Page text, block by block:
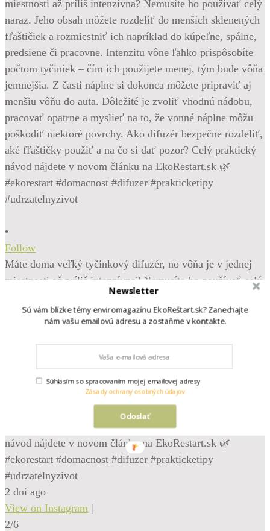
•
Follow
Máte doma veľký tyčinkový difuzér, no vôňa je v jednej
miestnosti až príliš intenzívna? Nemusíte ho používať celý
naraz. Jeho obsah môžete rozdeliť do menších sklenených
fľaštičiek a rozmiestniť ich napríklad do kúpeľne, spálne,
počtom tyčiniek – čím ich použijete menej, tým bude vôňa
jemnejšia. Z časti náplne si dokonca môžete pripraviť aj
menšiu vôňu do auta. Dôležité je zvoliť vhodnú nádobu,
pracovať opatrne a myslieť na to, že vonné náplne môžu
poškodiť niektoré povrchy. Ako difuzér bezpečne rozdeliť,
aké fľaštičky použiť a na čo si dať pozor? Celý praktický
návod nájdete v novom článku na EkoRestart.sk 🌿
#ekorestart #domacnost #difuzer #prakticketipy
#udrzatelnyzivot
2 dni ago
View on Instagram |
2/6
Newsletter
Sú vám blízke témy enviromagazínu EkoReštart.sk? Zanechajte
nám vašu emailovú adresu a zostaňme v kontakte.
Odoslať
Súhlasím so spracovaním mojej emailovej adresy
Zásady ochrany osobných údajov